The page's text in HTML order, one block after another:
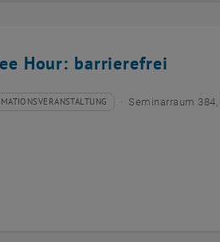
Hour: barrierefrei
Seminarraum 384,